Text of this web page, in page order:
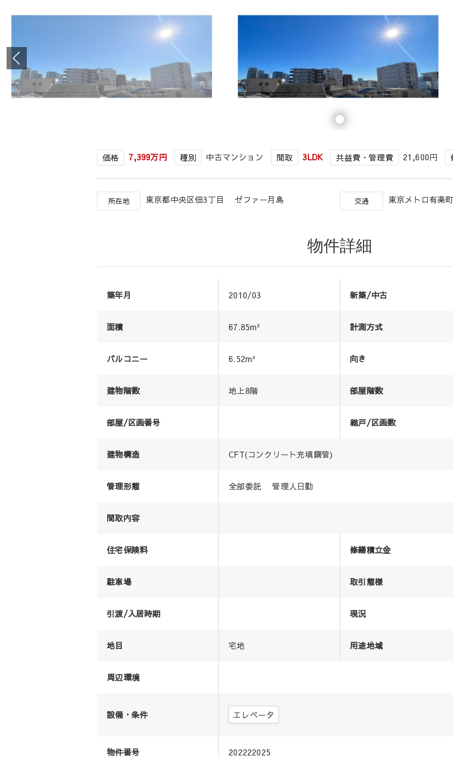
価格 7,399万円 種別 中古マンション 間取 3LDK 共益費・管理費 21,600円
所在地 東京都中央区佃3丁目 ゼファー月島 交通 東京メトロ有楽
物件詳細
築年月 2010/03 新築/中古
面積 67.85m² 計測方式
バルコニー 6.52m² 向き
建物階数 地上8階 部屋階数
部屋/区画番号 総戸/区画数
建物構造 CFT(コンクリート充填鋼管)
管理形態 全部委託 管理人日勤
間取内容
住宅保険料 修繕積立金
駐車場 取引態様
引渡/入居時期 現況
地目 宅地 用途地域
周辺環境
設備・条件 エレベータ
物件番号 202222025